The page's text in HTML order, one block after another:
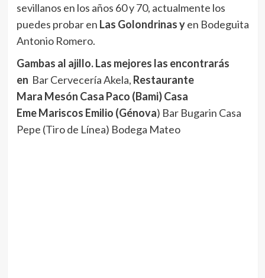
sevillanos en los años 60 y 70, actualmente los
puedes probar en Las Golondrinas yen Bodeguita
Antonio Romero.
Gambas al ajillo. Las mejores las encontrarás
en Bar Cervecería Akela, Restaurante
Mara Mesón Casa Paco (Bami) Casa
Eme Mariscos Emilio (Génova) Bar Bugarin Casa
Pepe (Tiro de Línea) Bodega Mateo